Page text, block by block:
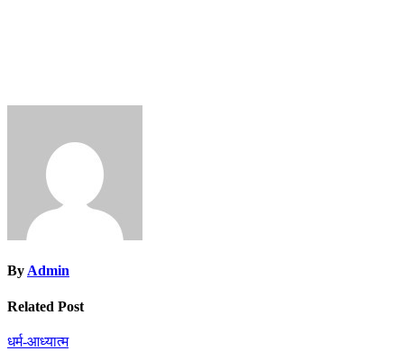
ByAdmin
Related Post
धर्म-आध्यात्म